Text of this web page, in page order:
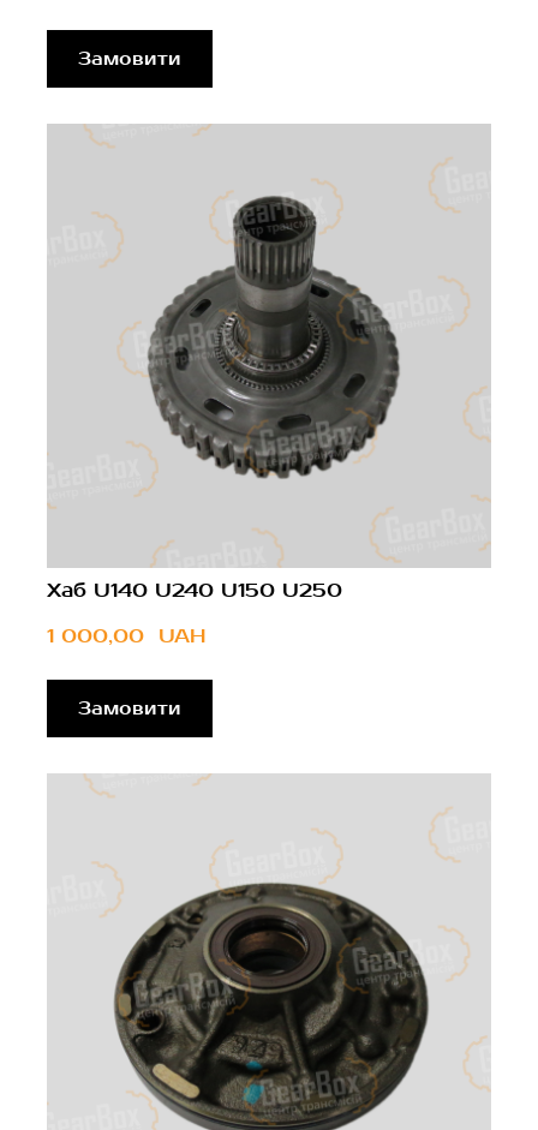
Замовити
Хаб U140 U240 U150 U250
1 000,00  UAH
Замовити